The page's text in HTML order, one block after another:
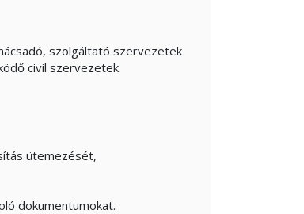
szolgáltató szervezetek
civil szervezetek
ütemezését,
dokumentumokat.